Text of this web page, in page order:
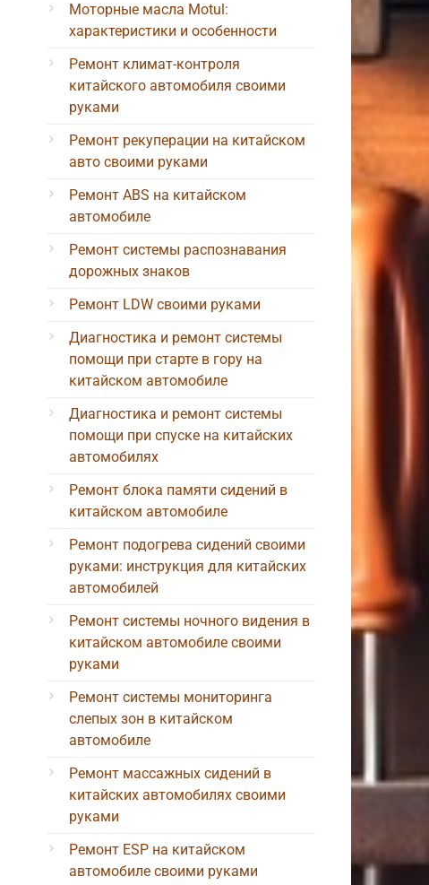
Моторные масла Motul:
характеристики и особенности
Ремонт климат-контроля
китайского автомобиля своими
руками
Ремонт рекуперации на китайском
авто своими руками
Ремонт ABS на китайском
автомобиле
Ремонт системы распознавания
дорожных знаков
Ремонт LDW своими руками
Диагностика и ремонт системы
помощи при старте в гору на
китайском автомобиле
Диагностика и ремонт системы
помощи при спуске на китайских
автомобилях
Ремонт блока памяти сидений в
китайском автомобиле
Ремонт подогрева сидений своими
руками: инструкция для китайских
автомобилей
Ремонт системы ночного видения в
китайском автомобиле своими
руками
Ремонт системы мониторинга
слепых зон в китайском
автомобиле
Ремонт массажных сидений в
китайских автомобилях своими
руками
Ремонт ESP на китайском
автомобиле своими руками